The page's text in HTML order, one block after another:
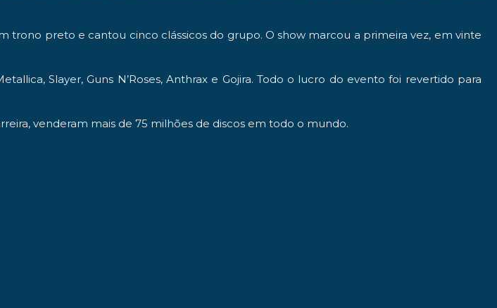
preto e cantou cinco clássicos do grupo. O show marcou a primeira vez, em vinte
, Slayer,Guns N’Roses, Anthrax e Gojira. Todo o lucro do evento foi revertido para
venderam mais de 75 milhões de discos em todo o mundo.